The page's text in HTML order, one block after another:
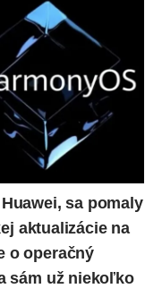
sa pomaly
aktualizácie na
o operačný
sám už niekoľko